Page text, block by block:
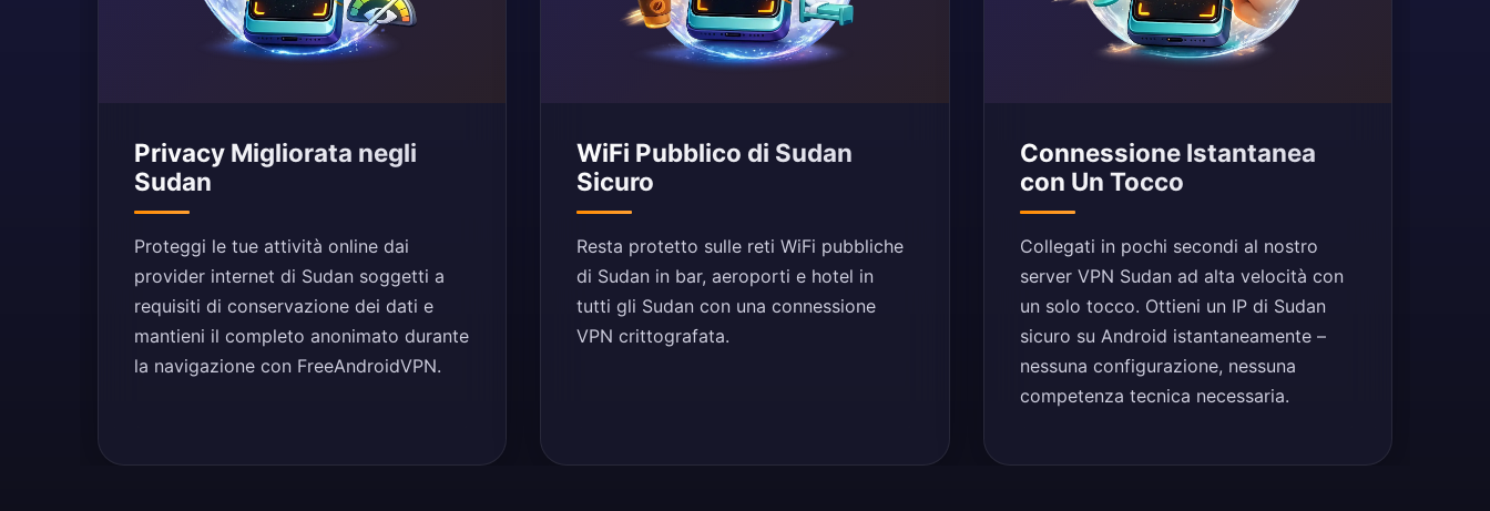
Privacy Migliorata negli
Sudan
Proteggi le tue attività online dai
provider internet di Sudan soggetti a
requisiti di conservazione dei dati e
mantieni il completo anonimato durante
la navigazione con FreeAndroidVPN.
WiFi Pubblico di Sudan
Sicuro
Resta protetto sulle reti WiFi pubbliche
di Sudan in bar, aeroporti e hotel in
tutti gli Sudan con una connessione
VPN crittografata.
Connessione Istantanea
con Un Tocco
Collegati in pochi secondi al nostro
server VPN Sudan ad alta velocità con
un solo tocco. Ottieni un IP di Sudan
sicuro su Android istantaneamente –
nessuna configurazione, nessuna
competenza tecnica necessaria.